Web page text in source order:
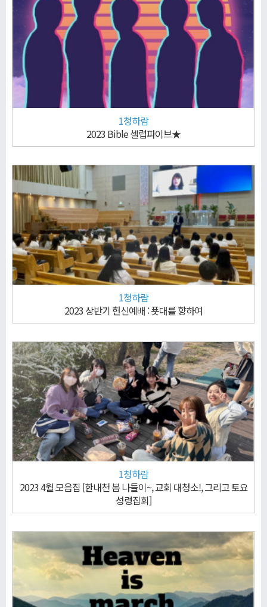
1청하람
2023 Bible 셀럽파이브★
1청하람
2023 상반기 헌신예배 : 푯대를 향하여
1청하람
2023 4월 모음집 [한내천 봄 나들이~, 교회 대청소!, 그리고 토요
성령집회]